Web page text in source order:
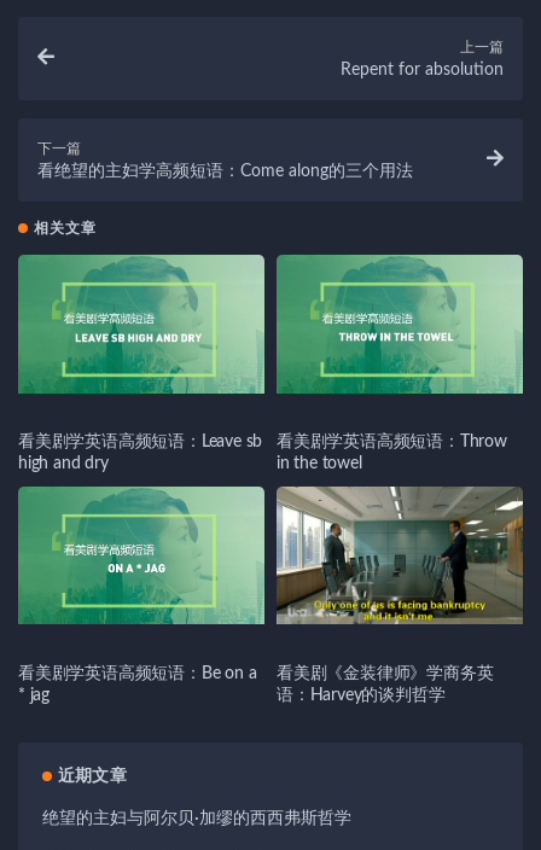
上一篇
Repent for absolution
下一篇
看绝望的主妇学高频短语：Come along的三个用法
相关文章
看美剧学英语高频短语：Leave sb
high and dry
看美剧学英语高频短语：Throw
in the towel
看美剧学英语高频短语：Be on a
* jag
看美剧《金装律师》学商务英
语：Harvey的谈判哲学
近期文章
绝望的主妇与阿尔贝·加缪的西西弗斯哲学